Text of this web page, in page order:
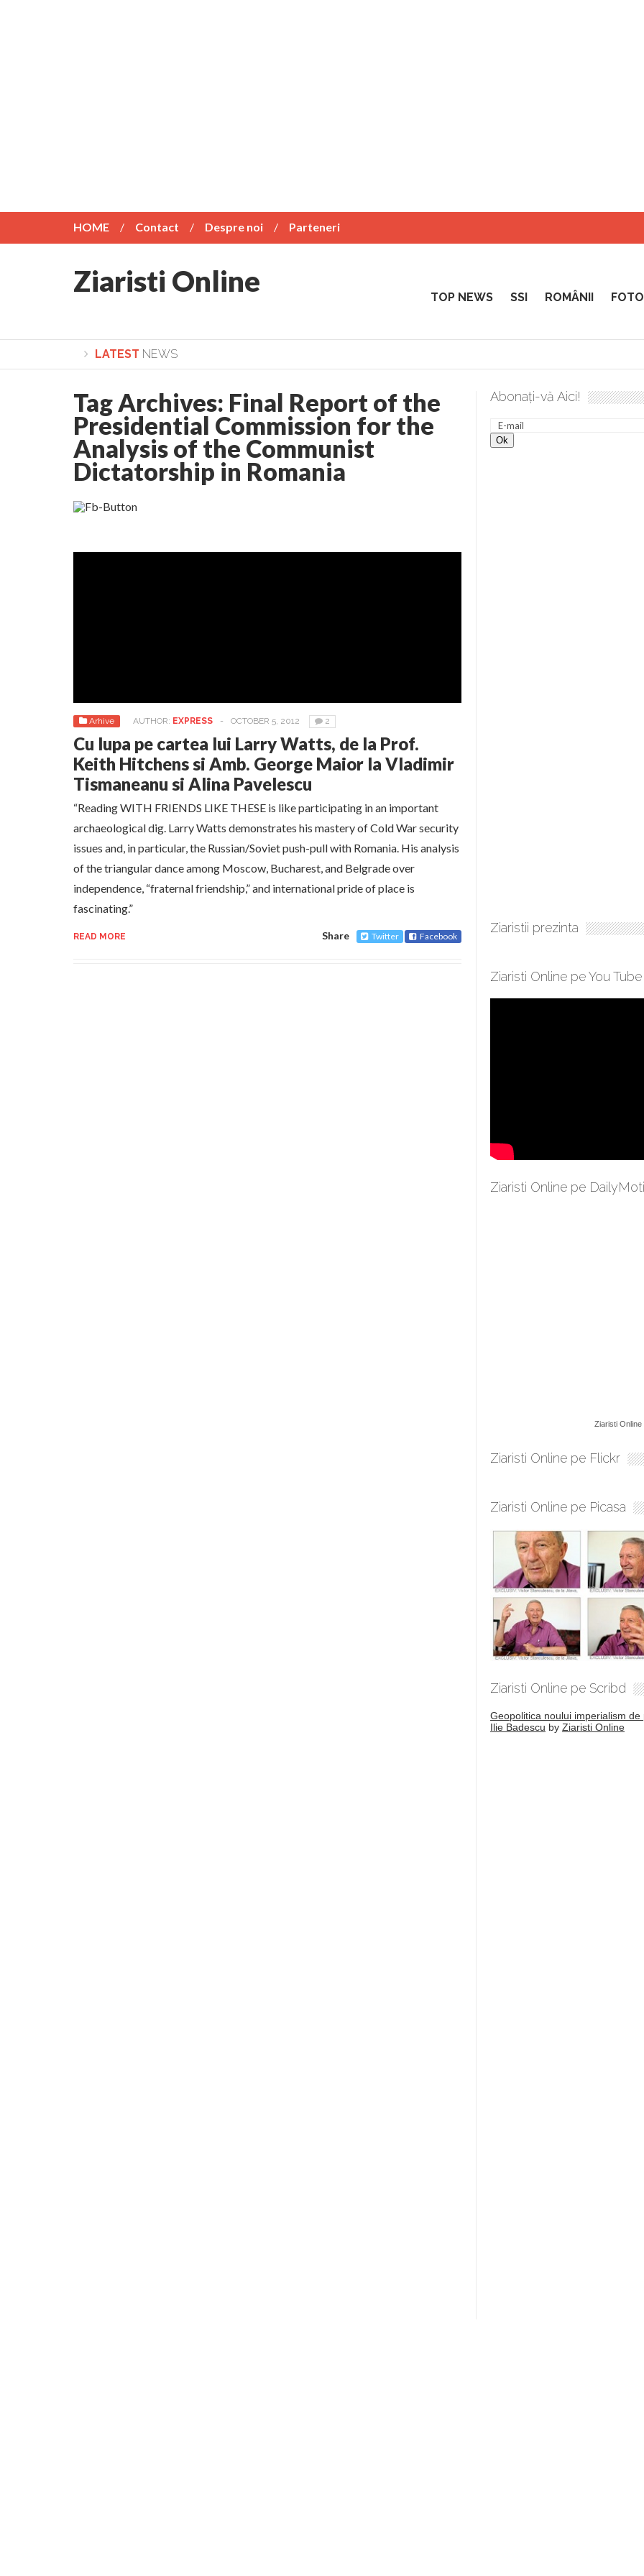
HOME Contact Despre noi Parteneri
Ziaristi Online TOP NEWS SSI ROMÂNII
LATEST NEWS
Lepădarea de sine și urmarea lui Hristos. Calea spre desăvârșire. Gând de duminică de Elena Solunca Moise
Tag Archives: Final Report of the
Presidential Commission for the
Analysis of the Communist
Dictatorship in Romania
Arhive AUTHOR: EXPRESS - OCTOBER 5, 2012 2
Cu lupa pe cartea lui Larry Watts, de la Prof.
Keith Hitchens si Amb. George Maior la Vladimir
Tismaneanu si Alina Pavelescu
“Reading WITH FRIENDS LIKE THESE is like participating in an important
archaeological dig. Larry Watts demonstrates his mastery of Cold War security
issues and, in particular, the Russian/Soviet push-pull with Romania. His analysis
of the triangular dance among Moscow, Bucharest, and Belgrade over
independence, “fraternal friendship,” and international pride of place is
fascinating.”
READ MORE Share Twitter Facebook
Abonați-vă Aici!
Ziaristii prezinta
Ziaristi Online pe You Tube
Ziaristi Online pe
Ziaristi Online
Ziaristi Online pe Flickr
Ziaristi Online pe Picasa
Ziaristi Online pe Scribd
Geopolitica noului imperialism de
Ilie Badescu by Ziaristi Online